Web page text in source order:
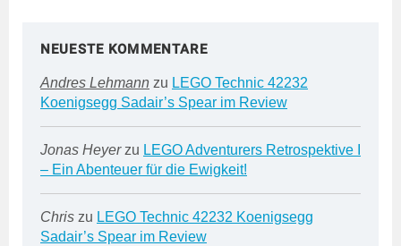
NEUESTE KOMMENTARE
Andres Lehmann zu LEGO Technic 42232
Koenigsegg Sadair’s Spear im Review
Jonas Heyerzu LEGO Adventurers Retrospektive I
– Ein Abenteuer für die Ewigkeit!
Chris zu LEGO Technic 42232 Koenigsegg
Sadair’s Spear im Review